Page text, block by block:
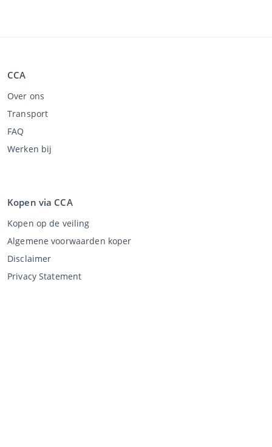
CCA
Over ons
Transport
FAQ
Werken bij
Kopen via CCA
Kopen op de veiling
Algemene voorwaarden koper
Disclaimer
Privacy Statement